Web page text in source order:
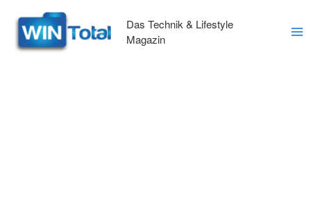
Inhalt
springen
Das Technik & Lifestyle
Magazin